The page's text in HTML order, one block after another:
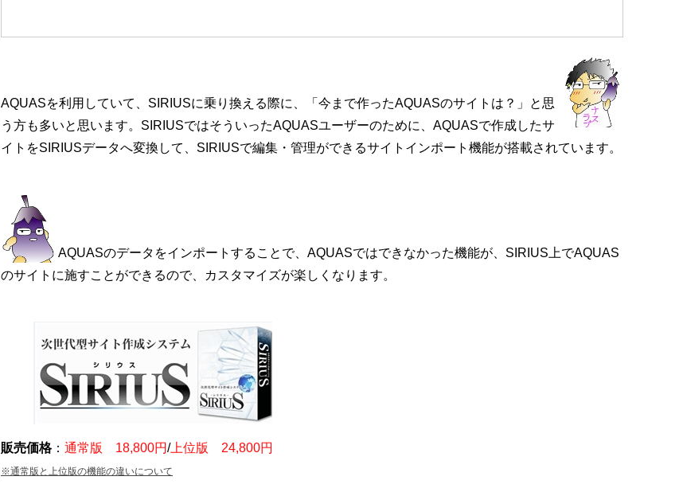
AQUASを利用していて、SIRIUSに乗り換える際に、「今まで作ったAQUASのサイトは？」と思
う方も多いと思います。SIRIUSではそういったAQUASユーザーのために、AQUASで作成したサ
イトをSIRIUSデータへ変換して、SIRIUSで編集・管理ができるサイトインポート機能が搭載されています。
AQUASのデータをインポートすることで、AQUASではできなかった機能が、SIRIUS上でAQUAS
のサイトに施すことができるので、カスタマイズが楽しくなります。
販売価格： 通常版 18,800円/上位版 24,800円
※通常版と上位版の機能の違いについて